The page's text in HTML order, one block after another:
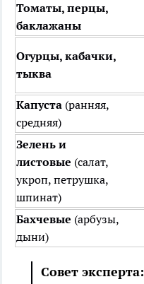
Томаты, перцы,
баклажаны
Огурцы, кабачки,
тыква
Капуста (ранняя,
средняя)
Зелень и
листовые (салат,
укроп, петрушка,
шпинат)
Бахчевые (арбузы,
дыни)
Совет эксперта: